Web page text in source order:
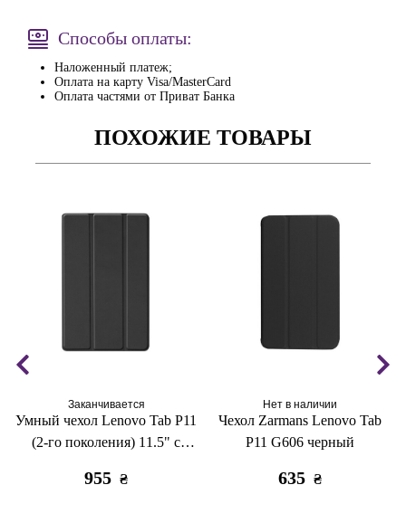
Способы оплаты:
Наложенный платеж;
Оплата на карту Visa/MasterCard
Оплата частями от Приват Банка
ПОХОЖИЕ ТОВАРЫ
Заканчивается
Умный чехол Lenovo Tab P11
(2-го поколения) 11.5" с
черный
955 ₴
Нет в наличии
Чехол Zarmans Lenovo Tab
P11 G606 черный
635 ₴